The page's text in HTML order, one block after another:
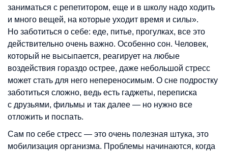
заниматься с репетитором, еще и в школу надо ходить
и много вещей, на которые уходит время и силы».
Но заботиться о себе: еде, питье, прогулках, все это
действительно очень важно. Особенно сон. Человек,
который не высыпается, реагирует на любые
воздействия гораздо острее, даже небольшой стресс
может стать для него непереносимым. О сне подростку
заботиться сложно, ведь есть гаджеты, переписка
с друзьями, фильмы и так далее — но нужно все
отложить и поспать.
Сам по себе стресс — это очень полезная штука, это
мобилизация организма. Проблемы начинаются, когда